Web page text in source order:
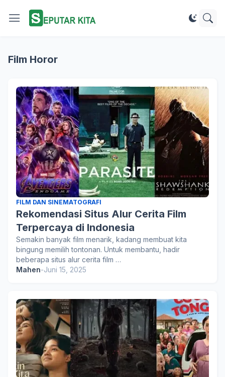
Film Horor
FILM DAN SINEMATOGRAFI
Rekomendasi Situs Alur Cerita Film
Terpercaya di Indonesia
Semakin banyak film menarik, kadang membuat kita
bingung memilih tontonan. Untuk membantu, hadir
beberapa situs alur cerita film …
Mahen-Juni 15, 2025